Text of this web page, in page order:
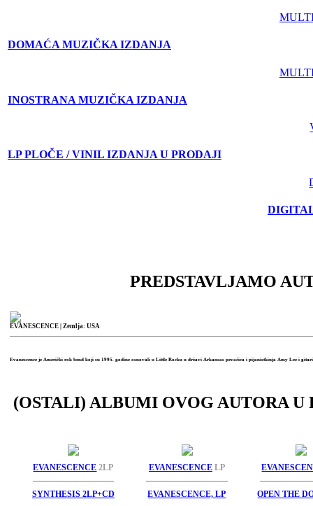
DOMAĆA MUZIČKA IZDANJA
INOSTRANA MUZIČKA IZDANJA
LP PLOČE / VINIL IZDANJA U PRODAJI
PREDSTAVLJAMO
EVANESCENCE | Zemlja: USA
Evanescence je Američki rok bend koji su 1995. godine osnovali u Little Rocku u državi Arkansas pevačica i pijanistkinja Amy Lee i
(OSTALI) ALBUMI OVOG AUTORA U
EVANESCENCE 2LP
SYNTHESIS 2LP+CD
EVANESCENCE LP
EVANESCENCE, LP OPEN THE